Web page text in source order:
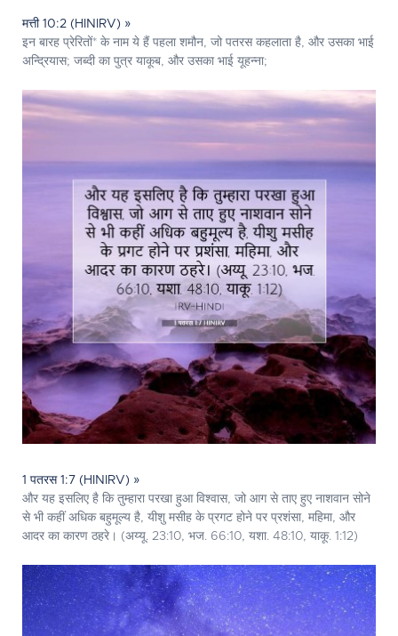
मत्ती 10:2 (HINIRV) »
इन बारह प्रेरितों* के नाम ये हैं पहला शमौन, जो पतरस कहलाता है, और उसका भाई
अन्द्रियास; जब्दी का पुत्र याकूब, और उसका भाई यूहन्ना;
1 पतरस 1:7 (HINIRV) »
और यह इसलिए है कि तुम्हारा परखा हुआ विश्वास, जो आग से ताए हुए नाशवान सोने
से भी कहीं अधिक बहुमूल्य है, यीशु मसीह के प्रगट होने पर प्रशंसा, महिमा, और
आदर का कारण ठहरे। (अय्यू. 23:10, भज. 66:10, यशा. 48:10, याकू. 1:12)